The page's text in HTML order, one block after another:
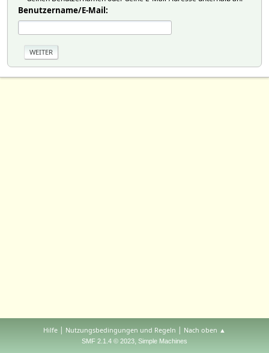
Benutzername/E-Mail:
Hilfe | Nutzungsbedingungen und Regeln | Nach oben ▲
SMF 2.1.4 © 2023, Simple Machines